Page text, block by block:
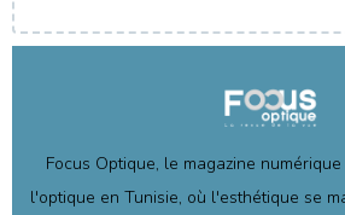
Focus Optique, le magazine
l'optique en Tunisie, où l'esthétique se